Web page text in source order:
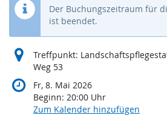
Der Buchungszeitraum für
ist beendet.
Treffpunkt:
Weg 53
Fr, 8. Mai 2026
Beginn: 20:00 Uhr
Zum Kalender hinzufügen